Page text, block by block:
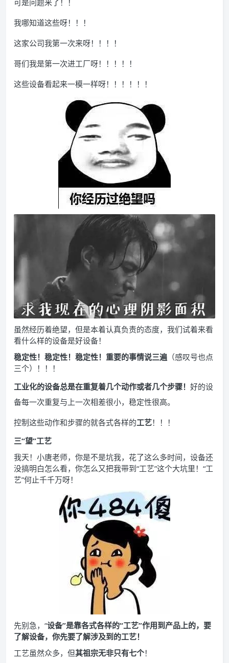
我哪知道这些呀！！！
这家公司我第一次来呀！！！！
哥们我是第一次进工厂呀！！！！！
这些设备看起来一模一样呀！！！！！！
虽然经历着绝望，但是本着认真负责的态度，我们试着来看
看什么样的设备是好设备！
稳定性！稳定性！稳定性！重要的事情说三遍 （感叹号也点
三个）！！！
工业化的设备总是在重复着几个动作或者几个步骤！ 好的设
备每一次重复与上一次相差很小，稳定性很高。
控制这些动作和步骤的就各式各样的工艺！！！
三“望”工艺
我天！小唐老师，你是不是坑我，花了这么多时间，设备还
没搞明白怎么看，你怎么又把我带到“工艺”这个大坑里！“工
艺”何止千千万呀！
先别急，“设备”是靠各式各样的“工艺”作用到产品上的，要
了解设备，你先要了解涉及到的工艺！
工艺虽然众多，但其祖宗无非只有七个！